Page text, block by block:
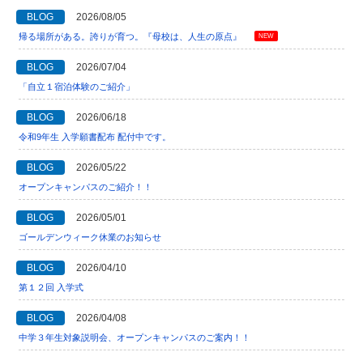
BLOG 2026/08/05
帰る場所がある。誇りが育つ。『母校は、人生の原点』 NEW
BLOG 2026/07/04
「自立１宿泊体験のご紹介」
BLOG 2026/06/18
令和9年生 入学願書配布 配付中です。
BLOG 2026/05/22
オープンキャンパスのご紹介！！
BLOG 2026/05/01
ゴールデンウィーク休業のお知らせ
BLOG 2026/04/10
第１２回 入学式
BLOG 2026/04/08
中学３年生対象説明会、オープンキャンパスのご案内！！